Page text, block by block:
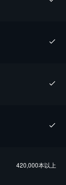
420,000本以上